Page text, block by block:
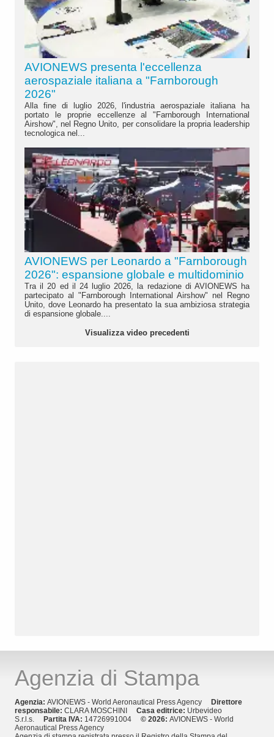
AVIONEWS presenta l'eccellenza
aerospaziale italiana a "Farnborough
2026"
Alla fine di luglio 2026, l'industria aerospaziale italiana ha
portato le proprie eccellenze al "Farnborough International
Airshow", nel Regno Unito, per consolidare la propria leadership
tecnologica nel...
AVIONEWS per Leonardo a "Farnborough
2026": espansione globale e multidominio
Tra il 20 ed il 24 luglio 2026, la redazione di AVIONEWS ha
partecipato al "Farnborough International Airshow" nel Regno
Unito, dove Leonardo ha presentato la sua ambiziosa strategia
di espansione globale....
Visualizza video precedenti
Agenzia di Stampa
Agenzia: AVIONEWS - World Aeronautical Press Agency Direttore
responsabile: CLARA MOSCHINI Casa editrice: Urbevideo
S.r.l.s. Partita IVA: 14726991004 © 2026: AVIONEWS - World
Aeronautical Press Agency